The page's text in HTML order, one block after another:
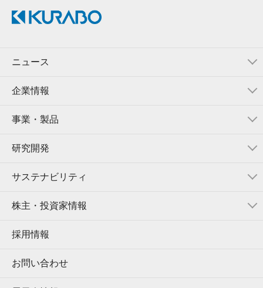
ニュース
企業情報
事業・製品
研究開発
株主・投資家情報
採用情報
お問い合わせ
サステナビリティ